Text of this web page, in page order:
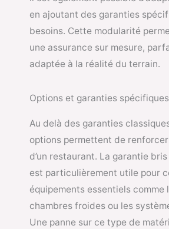
en ajoutant des garanties
besoins. Cette modularité
une assurance sur mesure,
adaptée à la réalité du terrain.
Options et garanties
Au delà des garanties
options permettent de
d’un restaurant. La garantie
est particulièrement utile pour
équipements essentiels comme
chambres froides ou les
Une panne sur ce type de